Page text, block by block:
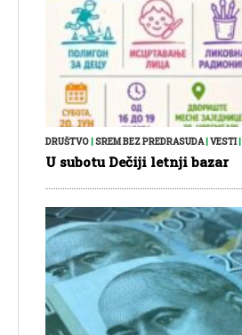
DRUŠTVO|SREM BEZ PREDRASUDA|VESTI|
U subotu Dečiji letnji bazar